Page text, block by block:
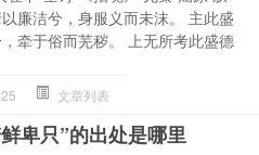
廉洁兮，身服义而未沫。 主此盛
牵于俗而芜秽。 上无所考此盛德
文章列表
卑只”的出处是哪里